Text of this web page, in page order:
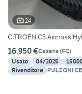
24
CITROEN C5 Aircross
16.950 €Cesena (FC)
Usato
04/2025
Rivenditore